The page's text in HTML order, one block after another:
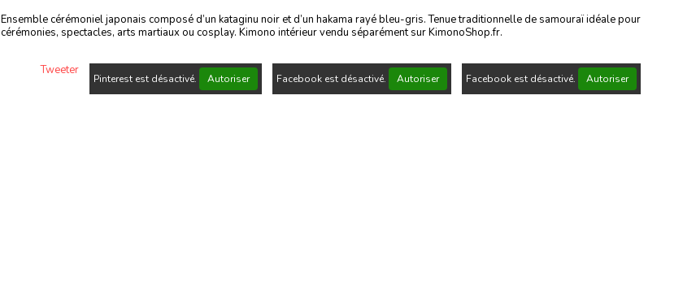
Ensemble cérémoniel japonais composé d’un kataginu noir et d’un hakama rayé bleu-gris. Tenue traditionnelle de samouraï idéale pour
cérémonies, spectacles, arts martiaux ou cosplay. Kimono intérieur vendu séparément sur KimonoShop.fr.
Tweeter
Pinterest est désactivé. Autoriser Facebook est désactivé. Autoriser Facebook est désactivé. Autoriser